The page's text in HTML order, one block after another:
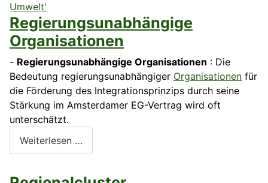
Umwelt'
Regierungsunabhängige
Organisationen
- Regierungsunabhängige Organisationen : Die
Bedeutung regierungsunabhängiger Organisationen für
die Förderung des Integrationsprinzips durch seine
Stärkung im Amsterdamer EG-Vertrag wird oft
unterschätzt.
Weiterlesen …